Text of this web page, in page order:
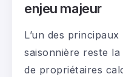
enjeu majeur
L’un des
saisonnière reste
de propriétaires